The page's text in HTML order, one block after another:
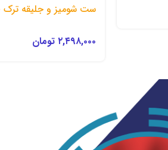
ست شومیز و جلیقه ترک
۲,۴۹۸,۰۰۰ تومان